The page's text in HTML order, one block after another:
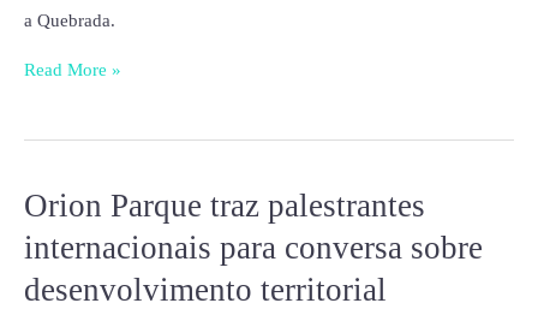
a Quebrada.
Tecnológico
Read More »
Orion Parque traz palestrantes
internacionais para conversa sobre
desenvolvimento territorial
Orion
Parque
traz
palestrantes